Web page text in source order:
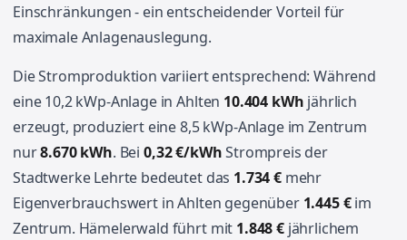
Einschränkungen - ein entscheidender Vorteil für
maximale Anlagenauslegung.
Die Stromproduktion variiert entsprechend: Während
eine 10,2 kWp-Anlage in Ahlten 10.404 kWh jährlich
erzeugt, produziert eine 8,5 kWp-Anlage im Zentrum
nur8.670 kWh. Bei 0,32 €/kWhStrompreis der
Stadtwerke Lehrte bedeutet das 1.734 €mehr
Eigenverbrauchswert in Ahlten gegenüber 1.445 €im
Zentrum. Hämelerwald führt mit 1.848 €jährlichem